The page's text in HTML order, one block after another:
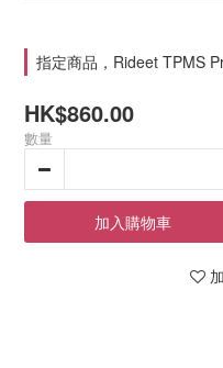
指定商品，Rideet TPMS
HK$860.00
數量
加入購物車